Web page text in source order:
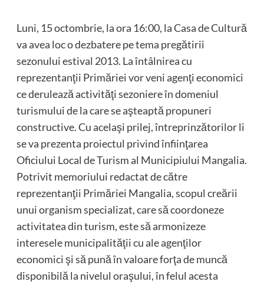
Luni, 15 octombrie, la ora 16:00, la Casa de Cultură
va avea loc o dezbatere pe tema pregătirii
sezonului estival 2013. La întâlnirea cu
reprezentanţii Primăriei vor veni agenţi economici
ce derulează activităţi sezoniere în domeniul
turismului de la care se aşteaptă propuneri
constructive. Cu acelaşi prilej, întreprinzătorilor li
se va prezenta proiectul privind înfiinţarea
Oficiului Local de Turism al Municipiului Mangalia.
Potrivit memoriului redactat de către
reprezentanţii Primăriei Mangalia, scopul creării
unui organism specializat, care să coordoneze
activitatea din turism, este să armonizeze
interesele municipalităţii cu ale agenţilor
economici şi să pună în valoare forţa de muncă
disponibilă la nivelul oraşului, în felul acesta